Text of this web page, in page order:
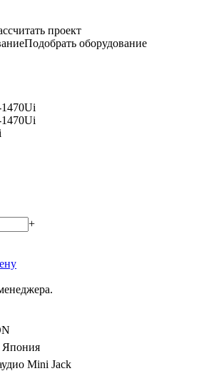
проект
Подобрать оборудование
+
Япония
Mini Jack